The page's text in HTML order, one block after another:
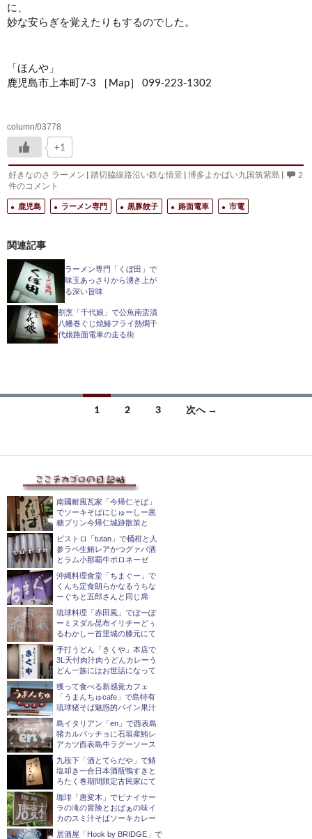
に、
妙な安らぎを覚えたりもするのでした。
「ほんや」
鹿児島市上本町7-3 ［Map］ 099-223-1302
column/03778
+1
好きなのさ ラーメン | 踏切脇線路沿い鉄な情景 | 博多よかばい九国筑紫島 |
2
件のコメント
鹿児島 ラーメン専門 黒豚餃子 路面電車 市電
関連記事
ラーメン専門「くぼ田」で
味玉あっさりから湧き上が
る深い旨味
割烹「千代娘」で公魚南蛮漬
八幡巻ぐじ焼鰆フライ熱燗千
代娘路面電車の走る街
ナ
ゲ
ー
シ
ョ
ン
1 2 3 次へ →
南國耐風瓦家「今帰仁そば」
でソーキそばにじゅーしー黒
糖プリン今帰仁城跡散策と
ビストロ「tutan」で桶柑と人
参ラペ生鮪レアかつグァバ酒
とラム小那覇牛ボロネーゼ
沖縄料理食堂「ちまぐー」で
くんち定食朗らかなるうちな
ーぐちと五郎さんと同じ席
琉球料理「赤田風」でぽーぽ
ーミヌダル昆布イリチーどぅ
るわかしー首里城の膝元にて
手打うどん「きくや」本店で
3L天付肉汁肉うどんカレーう
どん一族にはお世話になって
獲って食べる新感覚カフェ
「うまんちゅcafe」で島特有
琉球猪そば魅惑的パイン果汁
島イタリアン「en」で西表島
猪カルパッチョに石垣産鮪レ
アカツ西表島牛ラグーソース
九段下「酒とてらだや」で鰆
塩叩き一合日本酒瓶鴨すきと
ろたく巻期間限定古民家にて
珈琲「唐変木」でピナイサー
ラの滝の冒険とおばぁの味イ
カのスミ汁そばソーキカレー
居酒屋「Hook by BRIDGE」で